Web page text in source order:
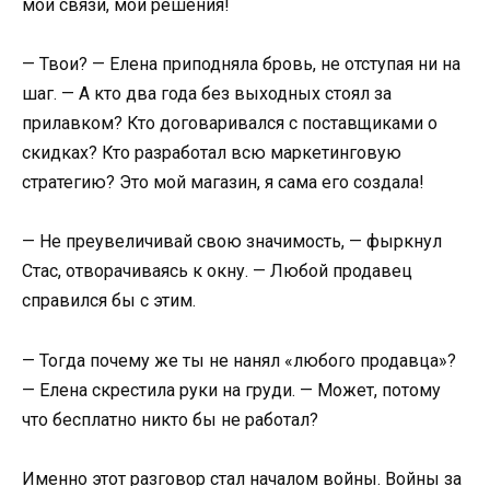
мои связи, мои решения!
— Твои? — Елена приподняла бровь, не отступая ни на
шаг. — А кто два года без выходных стоял за
прилавком? Кто договаривался с поставщиками о
скидках? Кто разработал всю маркетинговую
стратегию? Это мой магазин, я сама его создала!
— Не преувеличивай свою значимость, — фыркнул
Стас, отворачиваясь к окну. — Любой продавец
справился бы с этим.
— Тогда почему же ты не нанял «любого продавца»?
— Елена скрестила руки на груди. — Может, потому
что бесплатно никто бы не работал?
Именно этот разговор стал началом войны. Войны за